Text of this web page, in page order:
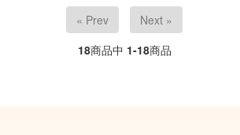
« Prev
Next »
18商品中 1-18商品